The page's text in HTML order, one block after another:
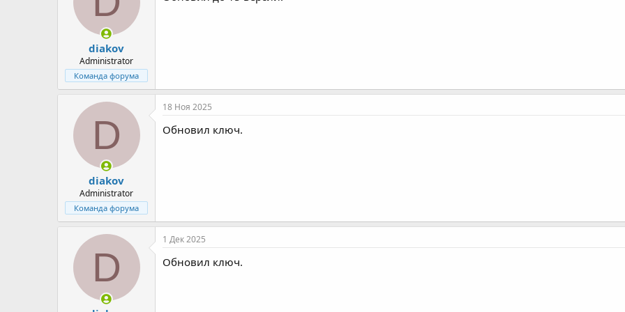
и
diakov
Administrator
Команда форума
D
diakov
Administrator
Команда форума
18 Ноя 2025
Обновил ключ.
D
1 Дек 2025
Обновил ключ.